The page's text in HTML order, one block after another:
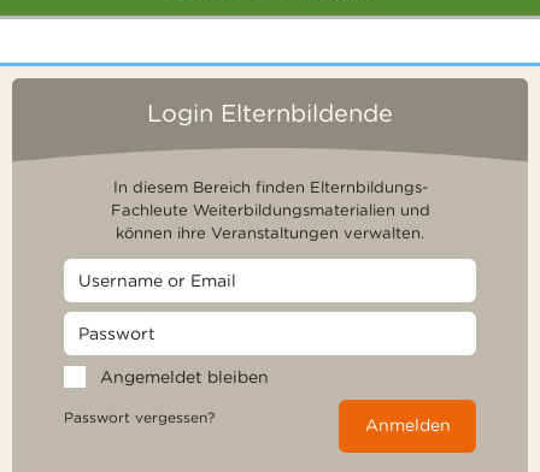
Login Elternbildende
In diesem Bereich finden Elternbildungs-
Fachleute Weiterbildungsmaterialien und
können ihre Veranstaltungen verwalten.
Angemeldet bleiben
Passwort vergessen? Anmelden